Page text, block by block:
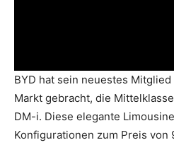
BYD hat sein neuestes
Markt gebracht, die
DM-i. Diese elegante
Konfigurationen zum Preis von